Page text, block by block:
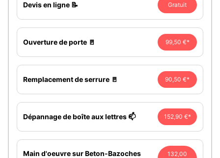
Devis en ligne 📝 Gratuit
Ouverture de porte 🚪 99,50 €*
Remplacement de serrure 🚪 90,50 €*
Dépannage de boîte aux lettres 📫 152,90 €*
Main d'oeuvre sur Beton-Bazoches
132,00